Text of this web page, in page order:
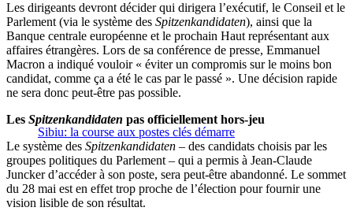
Les dirigeants devront décider qui dirigera l’exécutif, le Conseil et le
Parlement (via le système des Spitzenkandidaten), ainsi que la
Banque centrale européenne et le prochain Haut représentant aux
affaires étrangères. Lors de sa conférence de presse, Emmanuel
Macron a indiqué vouloir « éviter un compromis sur le moins bon
candidat, comme ça a été le cas par le passé ». Une décision rapide
ne sera donc peut-être pas possible.
Sibiu: la course aux postes clés démarre
Les Spitzenkandidaten pas officiellement hors-jeu
Le système des Spitzenkandidaten – des candidats choisis par les
groupes politiques du Parlement – qui a permis à Jean-Claude
Juncker d’accéder à son poste, sera peut-être abandonné. Le sommet
du 28 mai est en effet trop proche de l’élection pour fournir une
vision lisible de son résultat.